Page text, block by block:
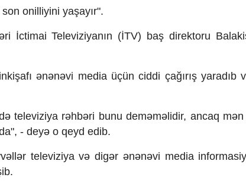
onilliyini yaşayır".
İctimai Televiziyanın (İTV) baş direktoru
ənənəvi media üçün ciddi çağırış yaradıb
televiziya rəhbəri bunu deməməlidir, ancaq
- deyə o qeyd edib.
televiziya və digər ənənəvi media